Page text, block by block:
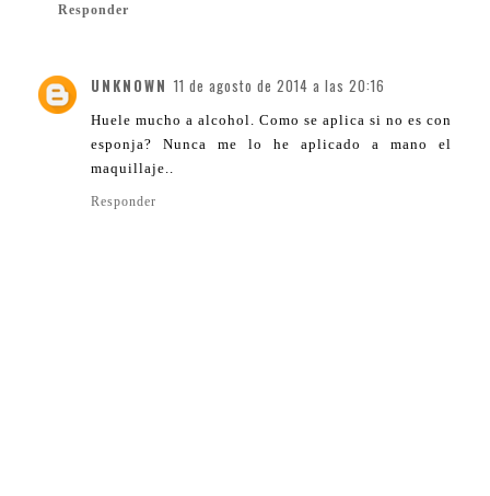
Responder
UNKNOWN 11 de agosto de 2014 a las 20:16
Huele mucho a alcohol. Como se aplica si no es con
esponja? Nunca me lo he aplicado a mano el
maquillaje..
Responder